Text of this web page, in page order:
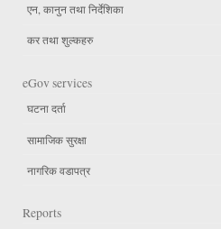
एन, कानुन तथा निर्देशिका
कर तथा शुल्कहरु
eGov services
घटना दर्ता
सामाजिक सुरक्षा
नागरिक वडापत्र
Reports